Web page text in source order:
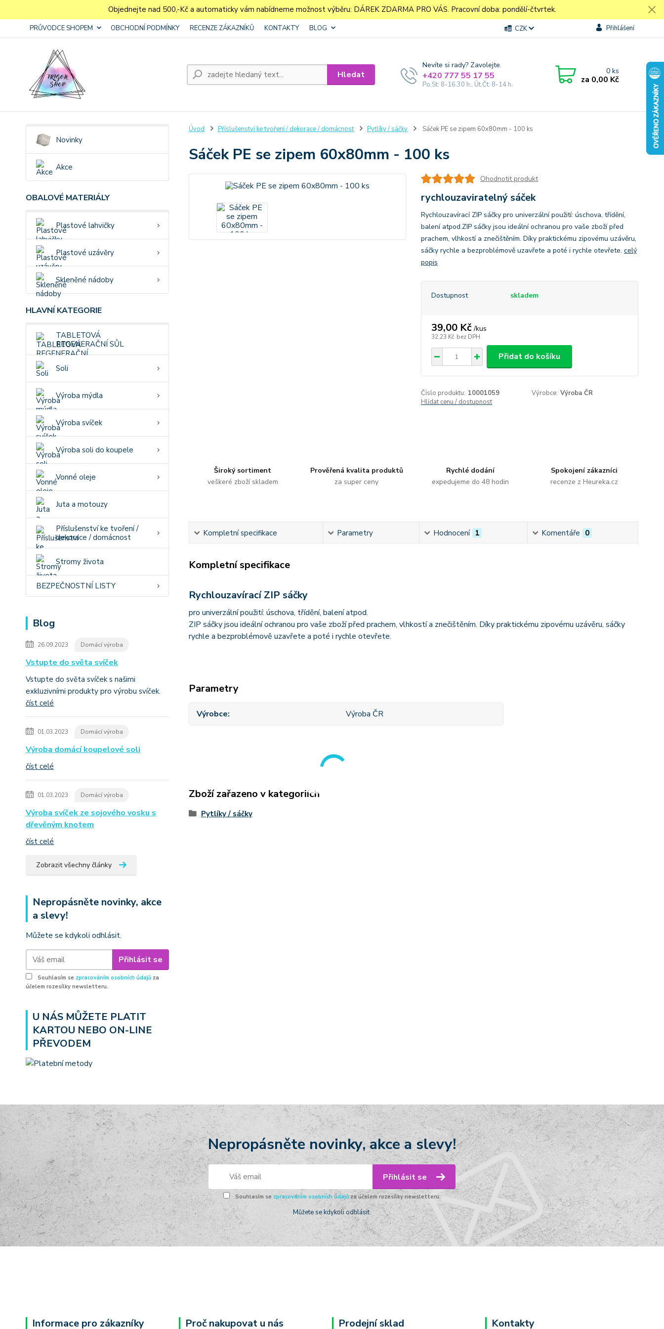
Objednejte nad 500,-Kč a automaticky vám nabídneme možnost výběru: DÁREK ZDARMA PRO VÁS. Pracovní doba: pondělí-čtvrtek.
PRŮVODCE SHOPEM OBCHODNÍ PODMÍNKY RECENZE ZÁKAZNÍKŮ KONTAKTY BLOG CZK Přihlášení
Hledat
Nevíte si rady? Zavolejte.
+420 777 55 17 55
Po,St: 8-16.30 h., Út,Čt: 8-14 h.
0ks
za 0,00 Kč
Novinky
Akce
OBALOVÉ MATERIÁLY
Plastové lahvičky
Plastové uzávěry
Skleněné nádoby
HLAVNÍ KATEGORIE
TABLETOVÁ
REGENERAČNÍ SŮL
Soli
Výroba mýdla
Výroba svíček
Výroba soli do koupele
Vonné oleje
Juta a motouzy
Příslušenství ke tvoření /
dekorace / domácnost
Stromy života
BEZPEČNOSTNÍ LISTY
Blog
26.09.2023 Domácí výroba
Vstupte do světa svíček
Vstupte do světa svíček s našimi
exkluzivními produkty pro výrobu svíček.
číst celé
01.03.2023 Domácí výroba
Výroba domácí koupelové soli
číst celé
01.03.2023 Domácí výroba
Výroba svíček ze sojového vosku s
dřevěným knotem
číst celé
Zobrazit všechny články
Nepropásněte novinky, akce
a slevy!
Můžete se kdykoli odhlásit.
Přihlásit se
Souhlasím se zpracováním osobních údajů za
účelem rozesílky newsletteru.
U NÁS MŮŽETE PLATIT
KARTOU NEBO ON-LINE
PŘEVODEM
Úvod Příslušenství ke tvoření / dekorace / domácnost Pytlíky / sáčky Sáček PE se zipem 60x80mm - 100 ks
Sáček PE se zipem 60x80mm - 100 ks
Ohodnotit produkt
rychlouzaviratelný sáček
Rychlouzavírací ZIP sáčky pro univerzální použití: úschova, třídění,
balení atpod.ZIP sáčky jsou ideální ochranou pro vaše zboží před
prachem, vlhkostí a znečištěním. Díky praktickému zipovému uzávěru,
sáčky rychle a bezproblémově uzavřete a poté i rychle otevřete. celý
popis
Dostupnost skladem
39,00 Kč /kus
32,23 Kč bez DPH
Přidat do košíku
Číslo produktu: 10001059 Výrobce: Výroba ČR
Hlídat cenu / dostupnost
Široký sortiment
veškeré zboží skladem
Prověřená kvalita produktů
za super ceny
Rychlé dodání
expedujeme do 48 hodin
Spokojení zákazníci
recenze z Heureka.cz
Kompletní specifikace Parametry Hodnocení 1 Komentáře 0
Kompletní specifikace
Rychlouzavírací ZIP sáčky
pro univerzální použití: úschova, třídění, balení atpod.
ZIP sáčky jsou ideální ochranou pro vaše zboží před prachem, vlhkostí a znečištěním. Díky praktickému zipovému uzávěru, sáčky
rychle a bezproblémově uzavřete a poté i rychle otevřete.
Parametry
Výrobce Výroba ČR
Zboží zařazeno v kategoriích
Pytlíky / sáčky
Nepropásněte novinky, akce a slevy!
Přihlásit se
Souhlasím se zpracováním osobních údajůza účelem rozesílky newsletteru.
Můžete se kdykoli odhlásit.
Informace pro zákazníky Proč nakupovat u nás Prodejní sklad Kontakty